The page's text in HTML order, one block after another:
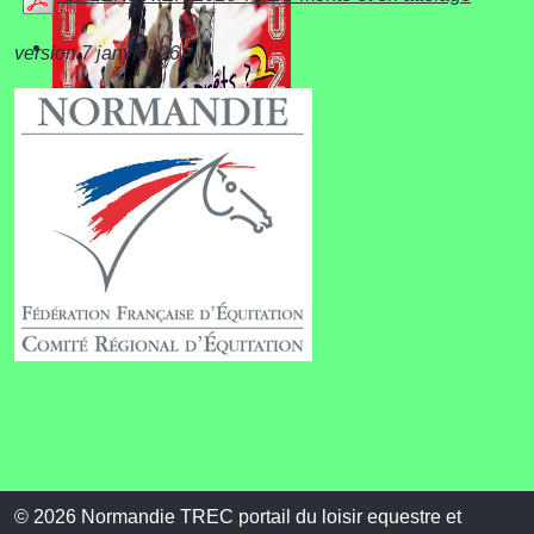
Championnat de
Normandie
version 7 janvier 26
© 2026 Normandie TREC portail du loisir equestre et